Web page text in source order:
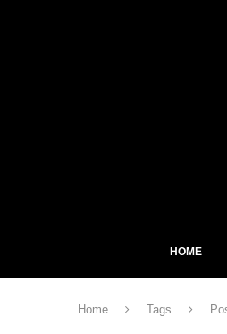
HOME
Home Tags